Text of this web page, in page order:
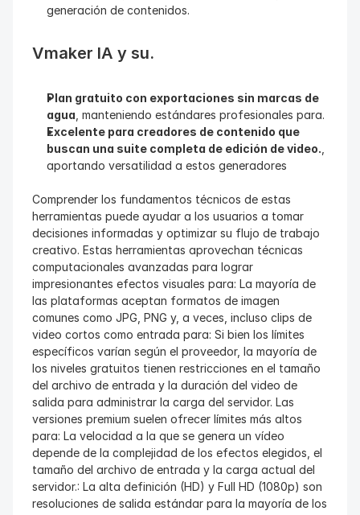
generación de contenidos.
Vmaker IA y su.
Plan gratuito con exportaciones sin marcas de
agua , manteniendo estándares profesionales para.
Excelente para creadores de contenido que
buscan una suite completa de edición de video.
aportando versatilidad a estos generadores
Comprender los fundamentos técnicos de estas
herramientas puede ayudar a los usuarios a tomar
decisiones informadas y optimizar su flujo de trabajo
creativo. Estas herramientas aprovechan técnicas
computacionales avanzadas para lograr
impresionantes efectos visuales para: La mayoría de
las plataformas aceptan formatos de imagen
comunes como JPG, PNG y, a veces, incluso clips de
video cortos como entrada para: Si bien los límites
específicos varían según el proveedor, la mayoría de
los niveles gratuitos tienen restricciones en el tamaño
del archivo de entrada y la duración del video de
salida para administrar la carga del servidor. Las
versiones premium suelen ofrecer límites más altos
para: La velocidad a la que se genera un vídeo
depende de la complejidad de los efectos elegidos, el
tamaño del archivo de entrada y la carga actual del
servidor.: La alta definición (HD) y Full HD (1080p) son
resoluciones de salida estándar para la mayoría de los